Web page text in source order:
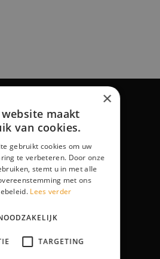
×
website maakt
van cookies.
gebruikt cookies om uw
te verbeteren. Door onze
stemt u in met alle
met ons
Lees verder
TARGETING